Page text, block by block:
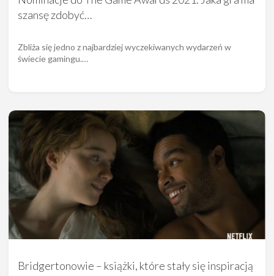
szansę zdobyć…
Zbliża się jedno z najbardziej wyczekiwanych wydarzeń w
świecie gamingu.…
Bridgertonowie – książki, które stały się inspiracją